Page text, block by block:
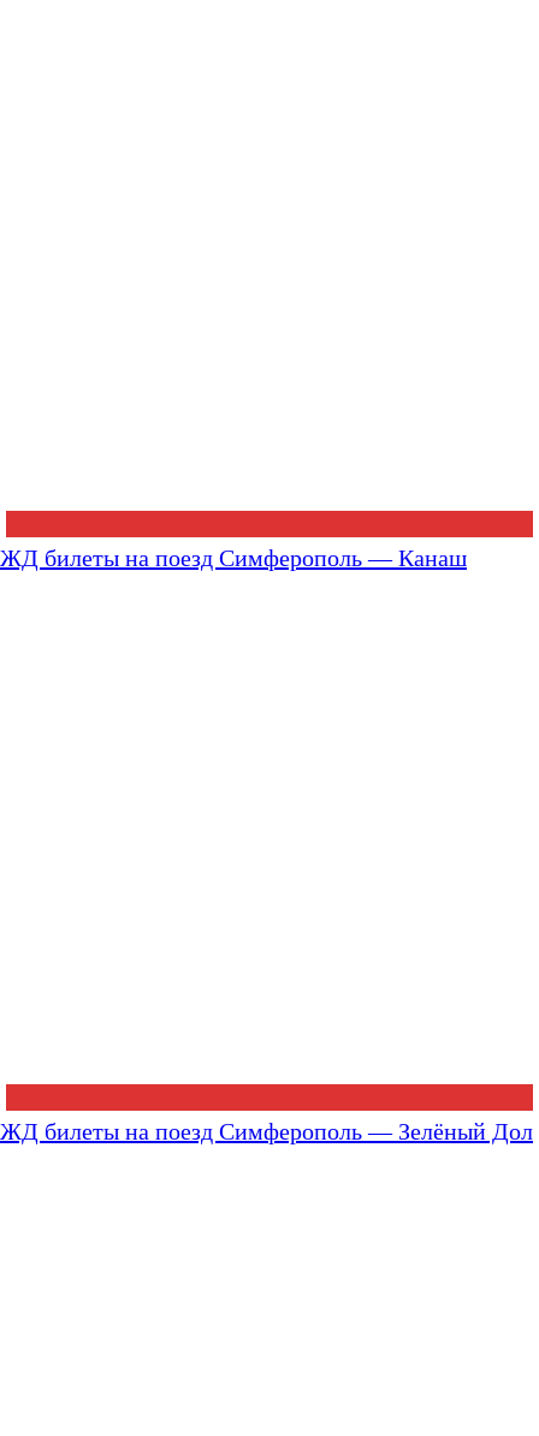
ЖД билеты на поезд Симферополь — Канаш
ЖД билеты на поезд Симферополь — Зелёный Дол